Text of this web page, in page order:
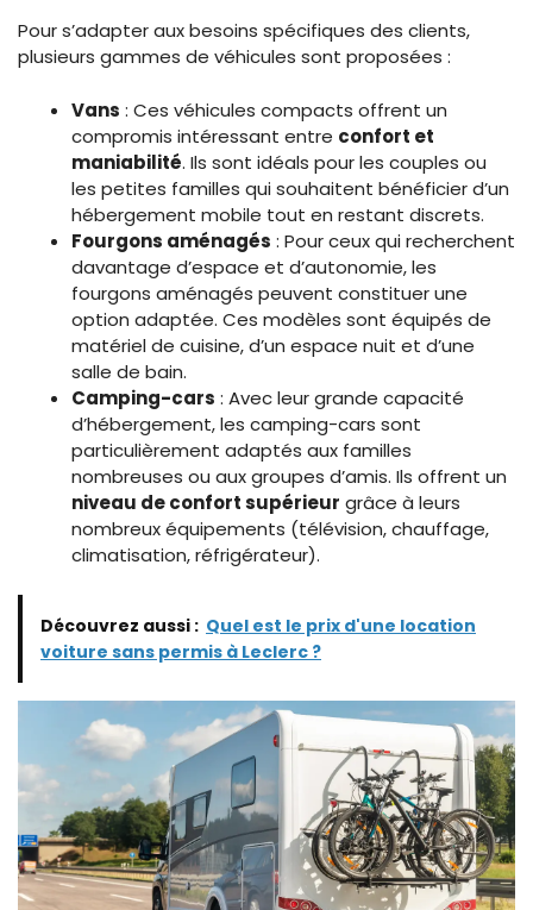
Pour s’adapter aux besoins spécifiques des clients,
plusieurs gammes de véhicules sont proposées :
Vans : Ces véhicules compacts offrent un
compromis intéressant entre confort et
maniabilité. Ils sont idéals pour les couples ou
les petites familles qui souhaitent bénéficier d’un
hébergement mobile tout en restant discrets.
Fourgons aménagés : Pour ceux qui recherchent
davantage d’espace et d’autonomie, les
fourgons aménagés peuvent constituer une
option adaptée. Ces modèles sont équipés de
matériel de cuisine, d’un espace nuit et d’une
salle de bain.
Camping-cars : Avec leur grande capacité
d’hébergement, les camping-cars sont
particulièrement adaptés aux familles
nombreuses ou aux groupes d’amis. Ils offrent un
niveau de confort supérieur grâce à leurs
nombreux équipements (télévision, chauffage,
climatisation, réfrigérateur).
Découvrez aussi : Quel est le prix d'une location
voiture sans permis à Leclerc ?